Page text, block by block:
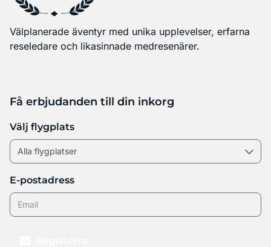
Välplanerade äventyr med unika upplevelser, erfarna
reseledare och likasinnade medresenärer.
Få erbjudanden till din inkorg
Välj flygplats
E-postadress